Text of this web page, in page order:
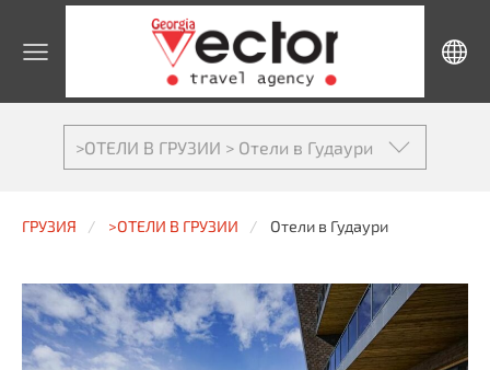
>ОТЕЛИ В ГРУЗИИ > Отели в Гудаури
ГРУЗИЯ >ОТЕЛИ В ГРУЗИИ Отели в Гудаури